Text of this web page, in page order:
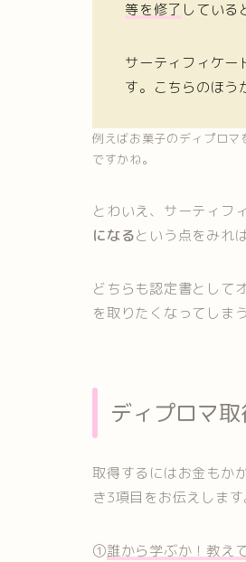
等を修了 している
サーティフィケ
す。こちらのほう
例えばお菓子のディプロマ
ですかね。
とわいえ、サーティフ
になるという点をみれ
どちらも認定書として
を取りたくなってしま
ディプロマ
取得するにはお金もか
き3項目をお伝えします
①誰から学ぶか！教え